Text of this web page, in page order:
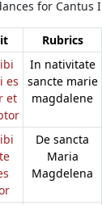
for Cantus
Rubrics
es
et
In nativitate
sancte marie
magdalene
De sancta
Maria
Magdelena